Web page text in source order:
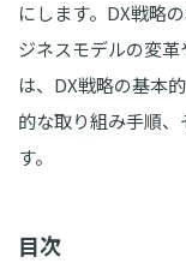
にします。DX戦略
ジネスモデルの変
は、DX戦略の基本
的な取り組み手順
す。
目次